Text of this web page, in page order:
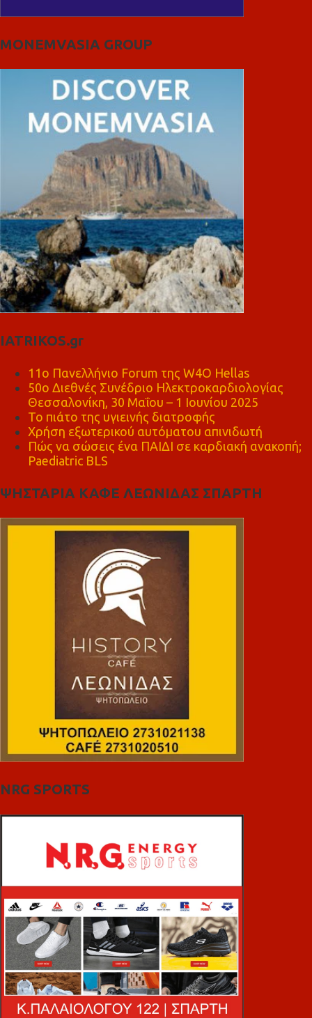
MONEMVASIA GROUP
IATRIKOS.gr
11ο Πανελλήνιο Forum της W4O Hellas
50ο Διεθνές Συνέδριο Ηλεκτροκαρδιολογίας
Θεσσαλονίκη, 30 Μαΐου – 1 Ιουνίου 2025
Το πιάτο της υγιεινής διατροφής
Χρήση εξωτερικού αυτόματου απινιδωτή
Πώς να σώσεις ένα ΠΑΙΔΙ σε καρδιακή ανακοπή;
Paediatric BLS
ΨΗΣΤΑΡΙΑ ΚΑΦΕ ΛΕΩΝΙΔΑΣ ΣΠΑΡΤΗ
NRG SPORTS